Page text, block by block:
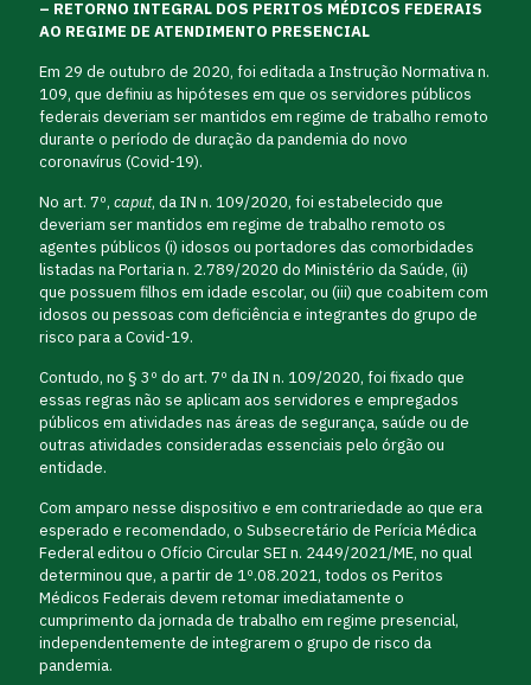
– RETORNO INTEGRAL DOS PERITOS MÉDICOS FEDERAIS
AO REGIME DE ATENDIMENTO PRESENCIAL
Em 29 de outubro de 2020, foi editada a Instrução Normativa n.
109, que definiu as hipóteses em que os servidores públicos
federais deveriam ser mantidos em regime de trabalho remoto
durante o período de duração da pandemia do novo
coronavírus (Covid-19).
No art. 7º, caput, da IN n. 109/2020, foi estabelecido que
deveriam ser mantidos em regime de trabalho remoto os
agentes públicos (i) idosos ou portadores das comorbidades
listadas na Portaria n. 2.789/2020 do Ministério da Saúde, (ii)
que possuem filhos em idade escolar, ou (iii) que coabitem com
idosos ou pessoas com deficiência e integrantes do grupo de
risco para a Covid-19.
Contudo, no § 3º do art. 7º da IN n. 109/2020, foi fixado que
essas regras não se aplicam aos servidores e empregados
públicos em atividades nas áreas de segurança, saúde ou de
outras atividades consideradas essenciais pelo órgão ou
entidade.
Com amparo nesse dispositivo e em contrariedade ao que era
esperado e recomendado, o Subsecretário de Perícia Médica
Federal editou o Ofício Circular SEI n. 2449/2021/ME, no qual
determinou que, a partir de 1º.08.2021, todos os Peritos
Médicos Federais devem retomar imediatamente o
cumprimento da jornada de trabalho em regime presencial,
independentemente de integrarem o grupo de risco da
pandemia.